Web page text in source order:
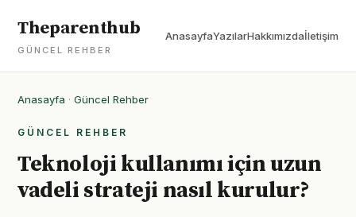
Theparenthub
GÜNCEL REHBER
AnasayfaYazılarHakkımızdaİletişim
Anasayfa · Güncel Rehber
GÜNCEL REHBER
Teknoloji kullanımı için uzun
vadeli strateji nasıl kurulur?